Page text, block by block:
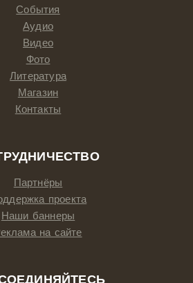
События
Аудио
Видео
Фото
Литература
Магазин
Контакты
Партнёры
проекта
Наши баннеры
на сайте